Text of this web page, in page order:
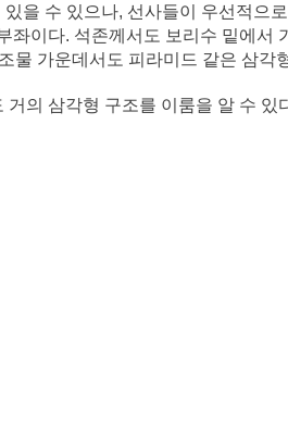
을 수 있으나, 선사들이 우선적으
이다. 석존께서도 보리수 밑에서
가운데서도 피라미드 같은 삼각
의 삼각형 구조를 이룸을 알 수 있